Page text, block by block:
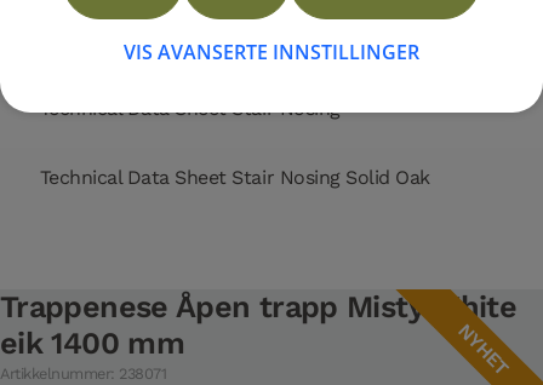
VIS AVANSERTE INNSTILLINGER
DOP Stair nose
Technical Data Sheet Stair Nosing
Technical Data Sheet Stair Nosing Solid Oak
NYHET
Trappenese Åpen trapp Misty White
eik 1400 mm
Artikkelnummer: 238071